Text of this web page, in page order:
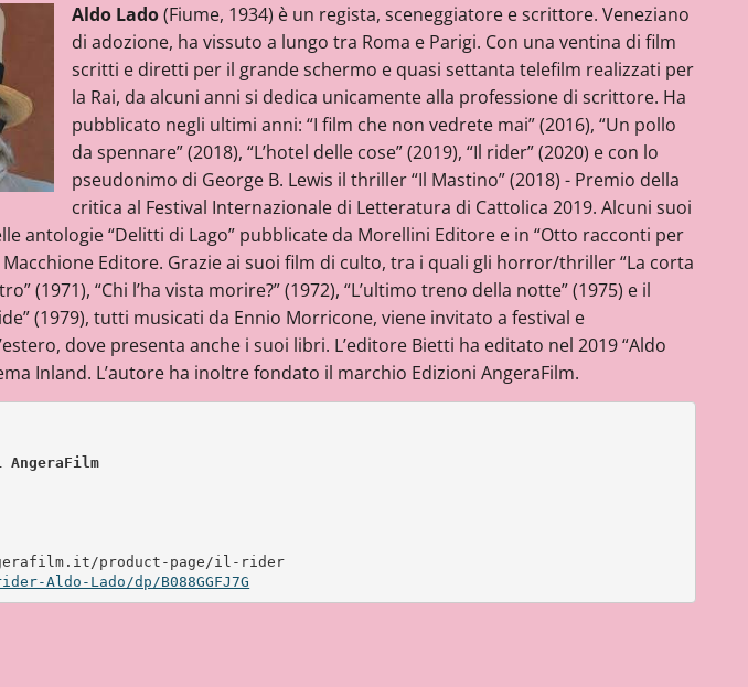
Aldo Lado(Fiume, 1934) è un regista, sceneggiatore e scrittore. Veneziano
di adozione, ha vissuto a lungo tra Roma e Parigi. Con una ventina di film
scritti e diretti per il grande schermo e quasi settanta telefilm realizzati per
la Rai, da alcuni anni si dedica unicamente alla professione di scrittore. Ha
pubblicato negli ultimi anni: “I film che non vedrete mai” (2016), “Un pollo
da spennare” (2018), “L’hotel delle cose” (2019), “Il rider” (2020) e con lo
pseudonimo di George B. Lewis il thriller “Il Mastino” (2018) - Premio della
critica al Festival Internazionale di Letteratura di Cattolica 2019. Alcuni suoi
antologie “Delitti di Lago” pubblicate da Morellini Editore e in “Otto racconti per
Editore. Grazie ai suoi film di culto, tra i quali gli horror/thriller “La corta
(1971), “Chi l’ha vista morire?” (1972), “L’ultimo treno della notte” (1975) e il
(1979), tutti musicati da Ennio Morricone, viene invitato a festival e
dove presenta anche i suoi libri. L’editore Bietti ha editato nel 2019 “Aldo
Inland. L’autore ha inoltre fondato il marchio Edizioni AngeraFilm.
product-page/il-rider
Aldo-Lado/dp/B088GGFJ7G